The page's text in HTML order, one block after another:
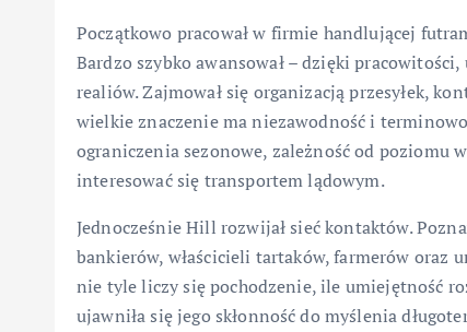
Początkowo pracował w firmie handlującej
Bardzo szybko awansował – dzięki
realiów. Zajmował się organizacją przesyłek,
wielkie znaczenie ma niezawodność i
ograniczenia sezonowe, zależność od poziomu
interesować się transportem lądowym.
Jednocześnie Hill rozwijał sieć kontaktów.
bankierów, właścicieli tartaków, farmerów oraz
nie tyle liczy się pochodzenie, ile umiejętność
ujawniła się jego skłonność do myślenia